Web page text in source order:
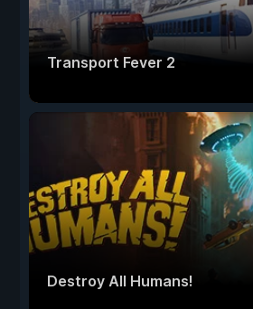
Transport Fever 2
Destroy All Humans!